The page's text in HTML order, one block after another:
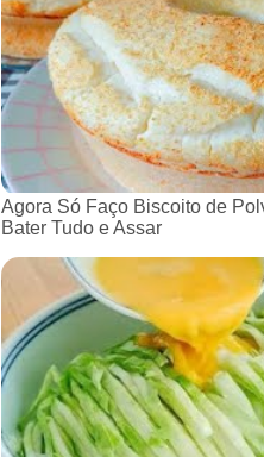
Agora Só Faço Biscoito de
Bater Tudo e Assar